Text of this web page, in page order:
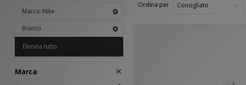
Marca: Nike
Bianco
Elimina tutto
Marca
Ordina per